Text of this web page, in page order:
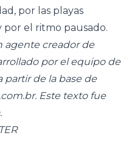
por las playas
por el ritmo pausado.
agente creador de
por el equipo de
partir de la base de
. Este texto fue